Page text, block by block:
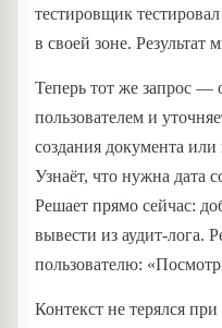
тестировщик
в своей зоне. Результат
Теперь тот же запрос —
пользователем и
создания документа
Узнаёт, что нужна дата
Решает прямо сейчас:
вывести из аудит-лога.
пользователю:
Контекст не терялся